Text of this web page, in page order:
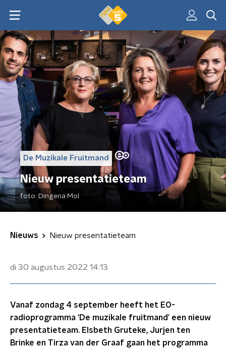
De Muzikale Fruitmand
Nieuw presentatieteam
foto: Dingena Mol
Nieuws Nieuw presentatieteam
di 30 augustus 2022 14:13
Vanaf zondag 4 september heeft het EO-
radioprogramma ‘De muzikale fruitmand’ een nieuw
presentatieteam. Elsbeth Gruteke, Jurjen ten
Brinke en Tirza van der Graaf gaan het programma